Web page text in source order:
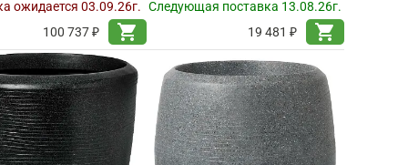
ожидается 03.09.26г.
100 737 ₽
shopping_cart
Следующая поставка 13.08.26г.
19 481 ₽
shopping_cart